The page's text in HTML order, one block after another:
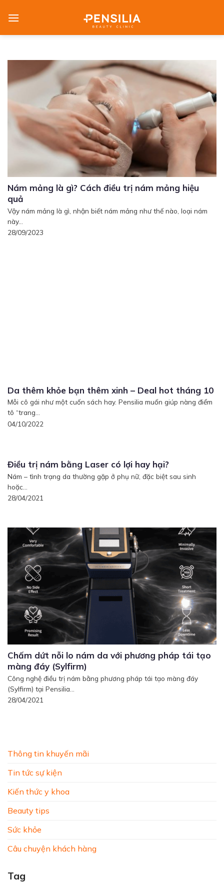
Thông tin khuyến mãi
Tin tức sự kiện
Kiến thức y khoa
Beauty tips
Sức khỏe
Câu chuyện khách hàng
Tag
Nám mảng là gì? Cách điều trị nám mảng hiệu
quả
Vậy nám mảng là gì, nhận biết nám mảng như thế nào, loại nám
này...
28/09/2023
Da thêm khỏe bạn thêm xinh – Deal hot tháng 10
Mỗi cô gái như một cuốn sách hay. Pensilia muốn giúp nàng điểm
tô “trang...
04/10/2022
Điều trị nám bằng Laser có lợi hay hại?
Nám – tình trạng da thường gặp ở phụ nữ, đặc biệt sau sinh
hoặc...
28/04/2021
Chấm dứt nỗi lo nám da với phương pháp tái tạo
màng đáy (Sylfirm)
Công nghệ điều trị nám bằng phương pháp tái tạo màng đáy
(Sylfirm) tại Pensilia...
28/04/2021